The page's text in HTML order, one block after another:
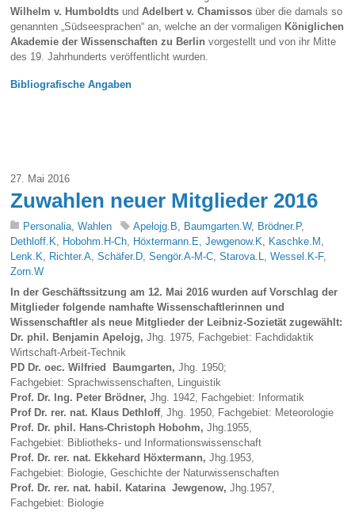
Wilhelm v. Humboldts undAdelbert v. Chamissos über die damals so
genannten „Südseesprachen“ an, welche an der vormaligen Königlichen
Akademie der Wissenschaften zu Berlin vorgestellt und von ihr Mitte
des 19. Jahrhunderts veröffentlicht wurden.
Bibliografische Angaben
27. Mai 2016
Zuwahlen neuer Mitglieder 2016
Personalia ,Wahlen Apelojg.B Baumgarten.W, Brödner.P,
Dethloff.K
Hobohm.H-Ch Höxtermann.E ,Jewgenow.K Kaschke.M
Lenk.K
Richter.A ,Schäfer.D ,Sengör.A-M-C ,Starova.L ,Wessel.K-F,
Zorn.W
In der Geschäftssitzung am 12. Mai 2016 wurden auf Vorschlag der
Mitglieder folgende namhafte Wissenschaftlerinnen und
Wissenschaftler als neue Mitglieder der Leibniz-Sozietät zugewählt:
Dr. phil. Benjamin Apelojg,Jhg. 1975, Fachgebiet: Fachdidaktik
Wirtschaft-Arbeit-Technik
PD Dr. oec. Wilfried Baumgarten,Jhg. 1950;
Fachgebiet: Sprachwissenschaften, Linguistik
Prof. Dr. Ing. Peter Brödner,Jhg. 1942, Fachgebiet: Informatik
Prof Dr. rer. nat. Klaus Dethloff, Jhg. 1950, Fachgebiet: Meteorologie
Prof. Dr. phil. Hans-Christoph Hobohm,Jhg.1955,
Fachgebiet: Bibliotheks- und Informationswissenschaft
Prof. Dr. rer. nat. Ekkehard Höxtermann,Jhg.1953,
Fachgebiet: Biologie, Geschichte der Naturwissenschaften
Prof. Dr. rer. nat. habil. Katarina Jewgenow,Jhg.1957,
Fachgebiet: Biologie